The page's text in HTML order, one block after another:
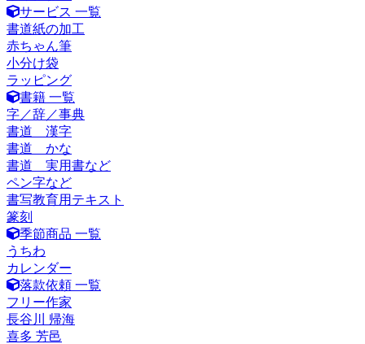
サービス 一覧
書道紙の加工
赤ちゃん筆
小分け袋
ラッピング
書籍 一覧
字／辞／事典
書道 漢字
書道 かな
書道 実用書など
ペン字など
書写教育用テキスト
篆刻
季節商品 一覧
うちわ
カレンダー
落款依頼 一覧
フリー作家
長谷川 帰海
喜多 芳邑